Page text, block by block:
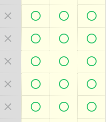
   
   
   
   
   